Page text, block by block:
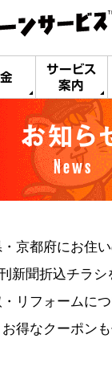
サービス
案内
お知ら
News
京都府にお住
新聞折込チラ
リフォームに
得なクーポン